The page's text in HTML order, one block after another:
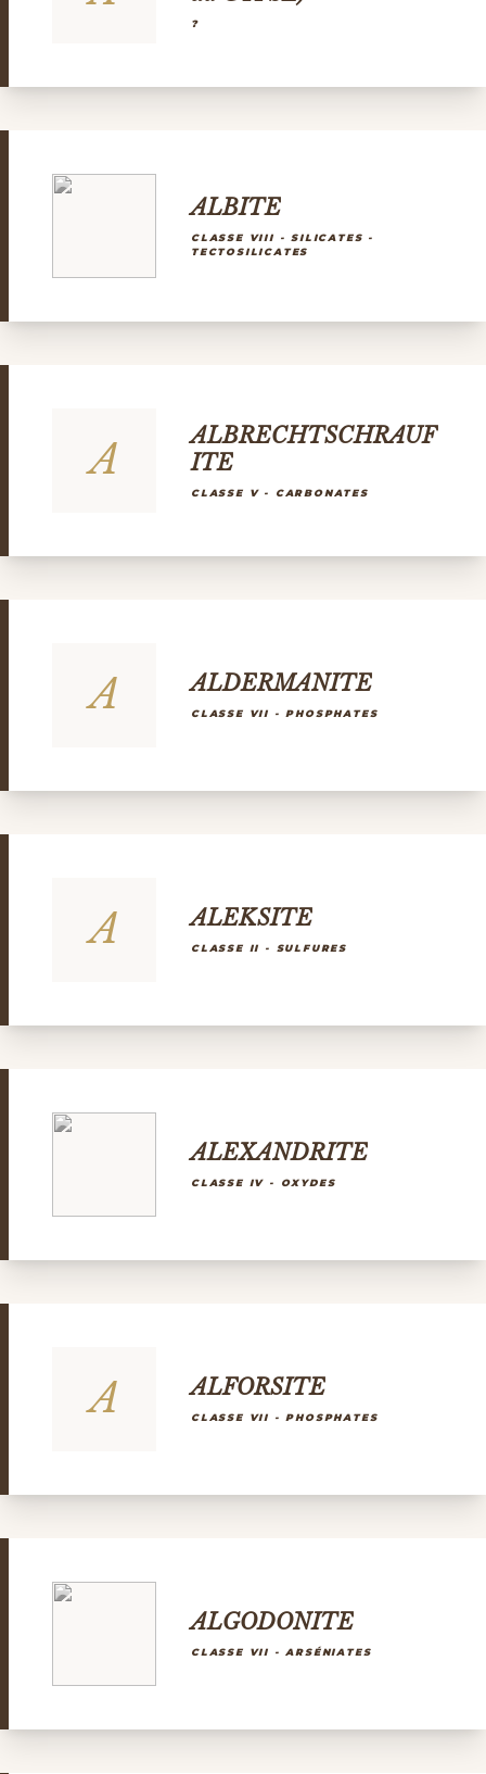
?
ALBITE
CLASSE VIII - SILICATES -
TECTOSILICATES
A
ALBRECHTSCHRAUF
ITE
CLASSE V - CARBONATES
A ALDERMANITE
CLASSE VII - PHOSPHATES
A ALEKSITE
CLASSE II - SULFURES
ALEXANDRITE
CLASSE IV - OXYDES
A ALFORSITE
CLASSE VII - PHOSPHATES
ALGODONITE
CLASSE VII - ARSÉNIATES